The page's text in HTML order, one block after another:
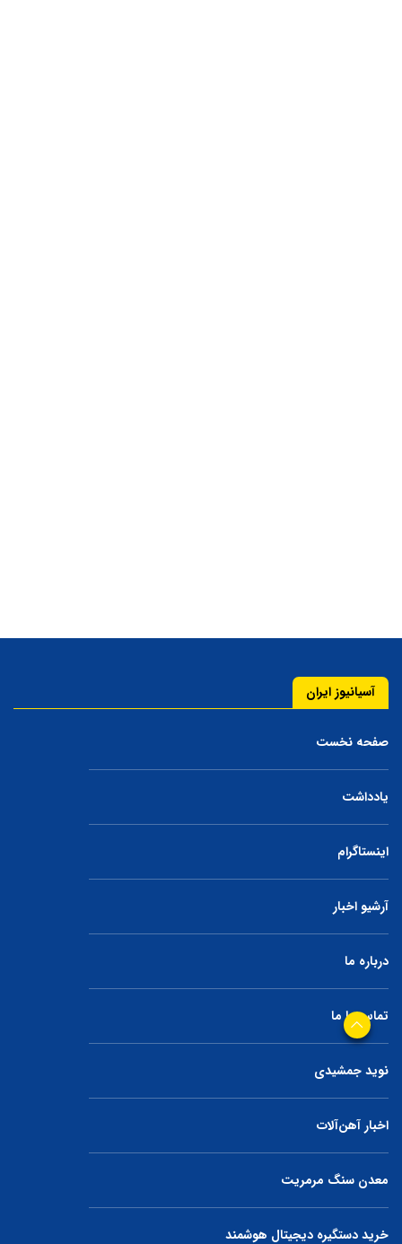
آسیانیوز ایران
صفحه نخست
یادداشت
اینستاگرام
آرشیو اخبار
درباره ما
تماس با ما
نوید جمشیدی
اخبار آهن‌آلات
معدن سنگ مرمریت
خرید دستگیره دیجیتال هوشمند